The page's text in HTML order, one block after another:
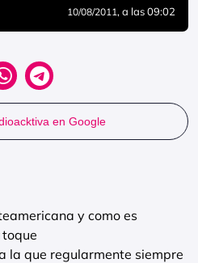
10/08/2011, a las 09:02
en Google
y como es
la que regularmente siempre